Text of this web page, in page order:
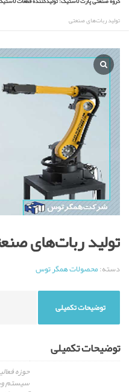
تولید ربات‌های‌ صنعتی
تولید ربات‌های‌
دسته:محصولات همگر توس
توضیحات تکمیلی
توضیحات تکمیلی
حوزه
سیستم